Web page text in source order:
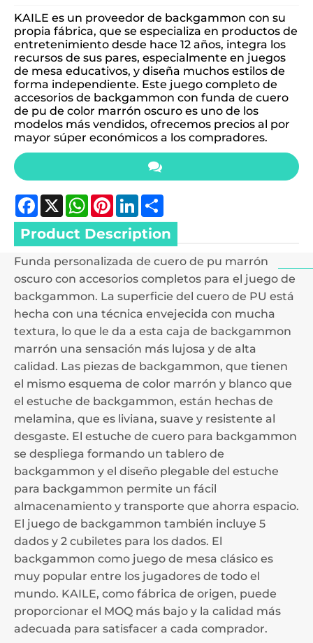
KAILE es un proveedor de backgammon con su
propia fábrica, que se especializa en productos de
entretenimiento desde hace 12 años, integra los
recursos de sus pares, especialmente en juegos
de mesa educativos, y diseña muchos estilos de
forma independiente. Este juego completo de
accesorios de backgammon con funda de cuero
de pu de color marrón oscuro es uno de los
modelos más vendidos, ofrecemos precios al por
mayor súper económicos a los compradores.
Facebook
X WhatsApp
Pinterest
LinkedIn
Product Description
Funda personalizada de cuero de pu marrón
oscuro con accesorios completos para el juego de
backgammon. La superficie del cuero de PU está
hecha con una técnica envejecida con mucha
textura, lo que le da a esta caja de backgammon
marrón una sensación más lujosa y de alta
calidad. Las piezas de backgammon, que tienen
el mismo esquema de color marrón y blanco que
el estuche de backgammon, están hechas de
melamina, que es liviana, suave y resistente al
desgaste. El estuche de cuero para backgammon
se despliega formando un tablero de
backgammon y el diseño plegable del estuche
para backgammon permite un fácil
almacenamiento y transporte que ahorra espacio.
El juego de backgammon también incluye 5
dados y 2 cubiletes para los dados. El
backgammon como juego de mesa clásico es
muy popular entre los jugadores de todo el
mundo. KAILE, como fábrica de origen, puede
proporcionar el MOQ más bajo y la calidad más
adecuada para satisfacer a cada comprador.